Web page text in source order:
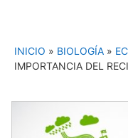
INICIO » BIOLOGÍA »
IMPORTANCIA DEL